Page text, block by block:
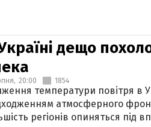
дещо
20:00 1854
температури повітря в
атмосферного
регіонів опиняться під